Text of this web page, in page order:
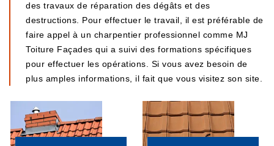
des travaux de réparation des dégâts et des
destructions. Pour effectuer le travail, il est préférable de
faire appel à un charpentier professionnel comme MJ
Toiture Façades qui a suivi des formations spécifiques
pour effectuer les opérations. Si vous avez besoin de
plus amples informations, il fait que vous visitez son site.